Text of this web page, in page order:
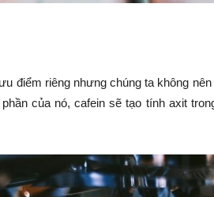
điểm riêng nhưng chúng ta không
của nó, cafein sẽ tạo tính axit